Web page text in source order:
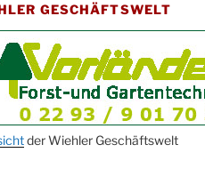
10-12 Uhr
Afterwork-Andacht um 18:00
Kirche
Sandmännchen-Gottesdienst in
Kirche oder im Ev.
18:00 Uhr
Oktoberfest MGV im
GESCHÄFTSWELT
der Wiehler Geschäftswelt